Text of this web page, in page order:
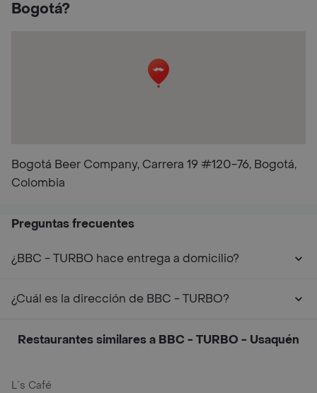
Bogotá?
Bogotá Beer Company, Carrera 19 #120-76, Bogotá,
Colombia
Preguntas frecuentes
¿BBC - TURBO hace entrega a domicilio?
¿Cuál es la dirección de BBC - TURBO?
Restaurantes similares a BBC - TURBO - Usaquén
L´s Café